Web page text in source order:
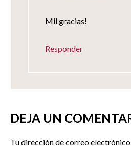
Mil gracias!
Responder
DEJA UN
Tu dirección de correo